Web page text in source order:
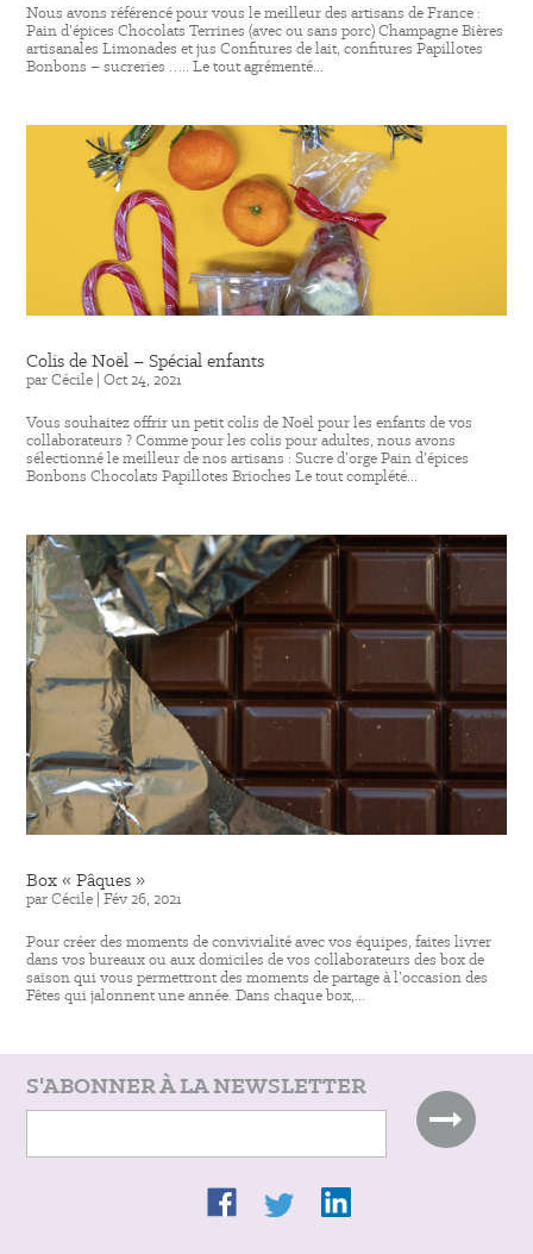
Nous avons référencé pour vous le meilleur des artisans de France :
Pain d’épices Chocolats Terrines (avec ou sans porc) Champagne Bières
artisanales Limonades et jus Confitures de lait, confitures Papillotes
Bonbons – sucreries ….. Le tout agrémenté...
Colis de Noël – Spécial enfants
parCécile |Oct 24, 2021
Vous souhaitez offrir un petit colis de Noël pour les enfants de vos
collaborateurs ? Comme pour les colis pour adultes, nous avons
sélectionné le meilleur de nos artisans : Sucre d’orge Pain d’épices
Bonbons Chocolats Papillotes Brioches Le tout complété...
Box « Pâques »
parCécile |Fév 26, 2021
Pour créer des moments de convivialité avec vos équipes, faites livrer
dans vos bureaux ou aux domiciles de vos collaborateurs des box de
saison qui vous permettront des moments de partage à l’occasion des
Fêtes qui jalonnent une année. Dans chaque box,...
S'ABONNER À LA NEWSLETTER